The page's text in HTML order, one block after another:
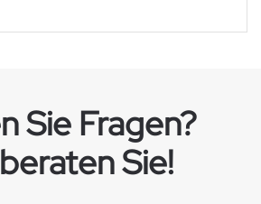
Sie Fragen?
Sie!